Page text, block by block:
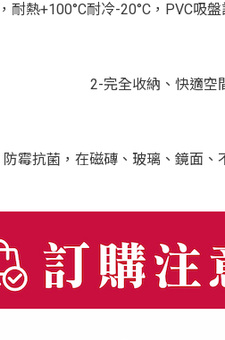
耐熱+100°C耐冷-20°C，PVC吸
2-完全收納、快適空
霉抗菌，在磁磚、玻璃、鏡面